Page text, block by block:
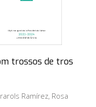
trossos de tros
Ramírez, Rosa